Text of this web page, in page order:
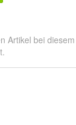
Artikel bei